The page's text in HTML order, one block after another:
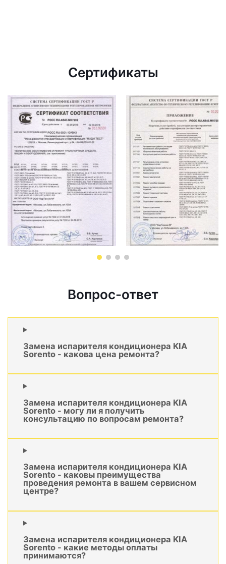
Сертификаты
Вопрос-ответ
Замена испарителя кондиционера KIA
Sorento - какова цена ремонта?
Замена испарителя кондиционера KIA
Sorento - могу ли я получить
консультацию по вопросам ремонта?
Замена испарителя кондиционера KIA
Sorento - каковы преимущества
проведения ремонта в вашем сервисном
центре?
Замена испарителя кондиционера KIA
Sorento - какие методы оплаты
принимаются?